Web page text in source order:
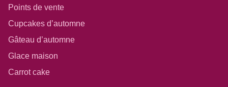
Points de vente
Cupcakes d’automne
Gâteau d’automne
Glace maison
Carrot cake